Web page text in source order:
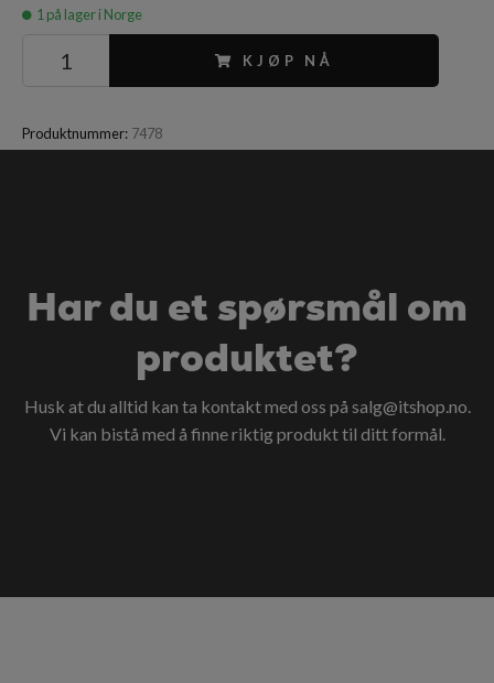
1 på lager i Norge
KJØP NÅ
Produktnummer: 7478
Har du et spørsmål om
produktet?
Husk at du alltid kan ta kontakt med oss på salg@itshop.no.
Vi kan bistå med å finne riktig produkt til ditt formål.